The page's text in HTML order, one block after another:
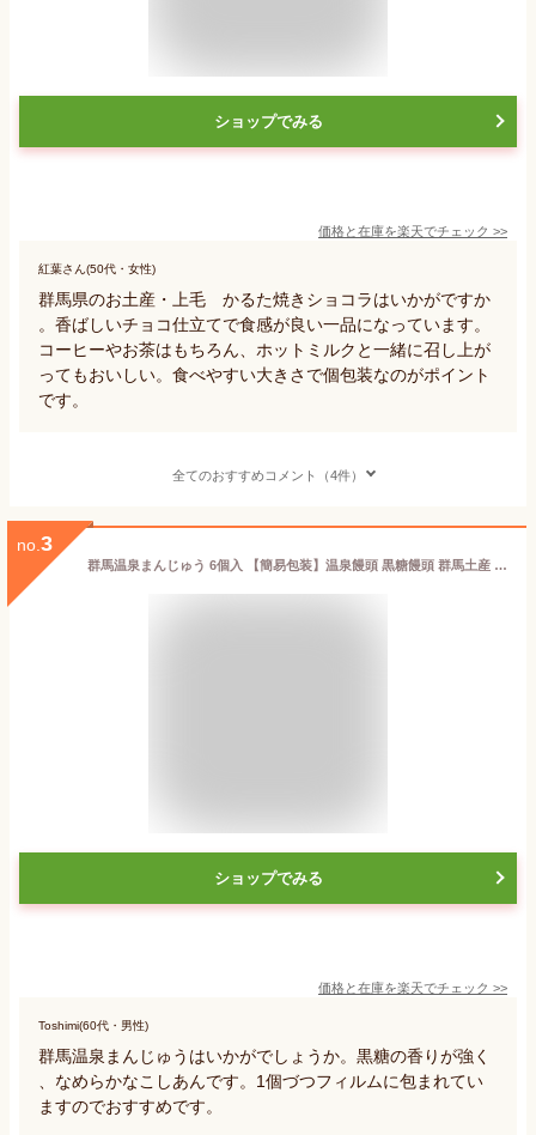
ショップでみる
価格と在庫を楽天でチェック >>
紅葉さん(50代・女性)
群馬県のお土産・上毛 かるた焼きショコラはいかがですか
。香ばしいチョコ仕立てで食感が良い一品になっています。
コーヒーやお茶はもちろん、ホットミルクと一緒に召し上が
ってもおいしい。食べやすい大きさで個包装なのがポイント
です。
全てのおすすめコメント（4件）
no. 3
群馬温泉まんじゅう 6個入 【簡易包装】温泉饅頭 黒糖饅頭 群馬土産 蒸しまんじゅう お買い得*
ショップでみる
価格と在庫を楽天でチェック >>
Toshimi(60代・男性)
群馬温泉まんじゅうはいかがでしょうか。黒糖の香りが強く
、なめらかなこしあんです。1個づつフィルムに包まれてい
ますのでおすすめです。